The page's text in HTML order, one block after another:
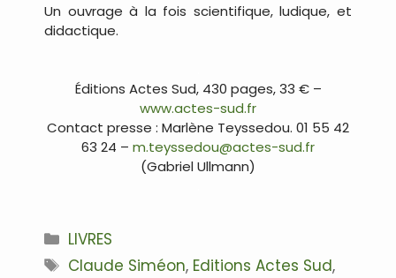
Un ouvrage à la fois scientifique, ludique, et
didactique.
Éditions Actes Sud, 430 pages, 33 € –
www.actes-sud.fr
Contact presse : Marlène Teyssedou. 01 55 42
63 24 – m.teyssedou@actes-sud.fr
(Gabriel Ullmann)
Catégories
LIVRES
Étiquettes
Claude Siméon, Editions Actes Sud,